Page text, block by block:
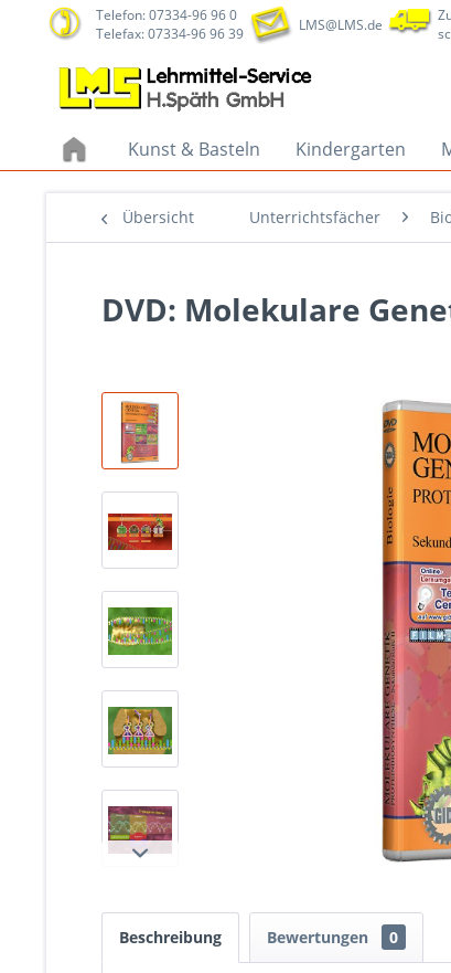
Telefon: 07334-96 96 0
Telefax: 07334-96 96 39
LMS@LMS.de
Kunst & Basteln Kindergarten
Übersicht Unterrichtsfächer
DVD: Molekulare
Beschreibung Bewertungen 0